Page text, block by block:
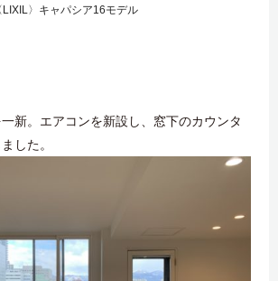
LIXIL〉キャパシア16モデル
新。エアコンを新設し、窓下のカウンタ
した。